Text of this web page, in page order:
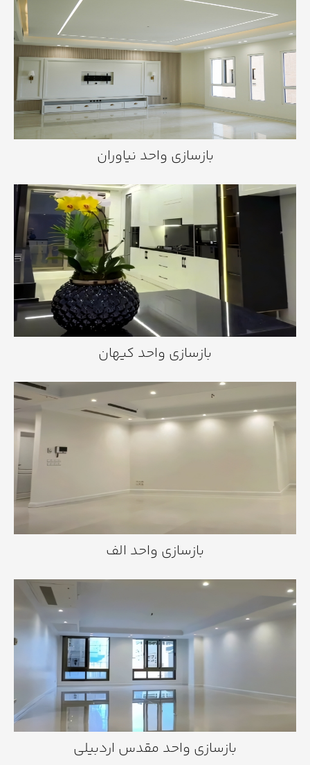
بازسازی واحد نیاوران
بازسازی واحد نیاوران
بازسازی واحد کیهان
بازسازی واحد کیهان
بازسازی واحد الف
بازسازی واحد الف
بازسازی واحد مقدس اردبیلی
بازسازی واحد مقدس اردبیلی